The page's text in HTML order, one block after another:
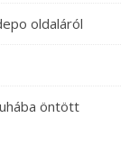
oldaláról
öntött